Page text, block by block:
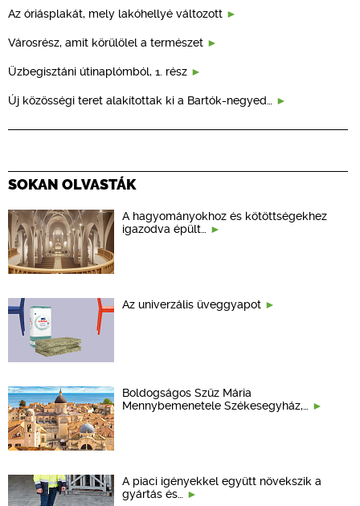
Az óriásplakát, mely lakóhellyé változott
Városrész, amit körülölel a természet
Üzbegisztáni útinaplómból, 1. rész
Új közösségi teret alakítottak ki a Bartók-negyed…
SOKAN OLVASTÁK
A hagyományokhoz és kötöttségekhez
igazodva épült…
Az univerzális üveggyapot
Boldogságos Szűz Mária
Mennybemenetele Székesegyház,…
A piaci igényekkel együtt növekszik a
gyártás és…